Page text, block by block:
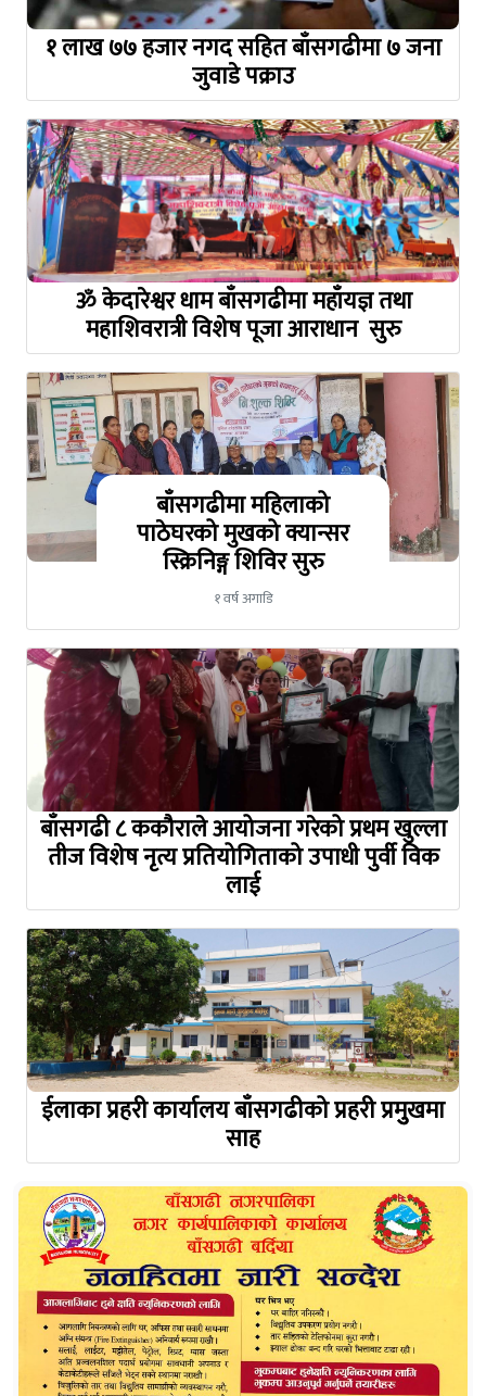
१ लाख ७७ हजार नगद सहित बाँसगढीमा ७ जना
जुवाडे पक्राउ
ॐ केदारेश्वर धाम बाँसगढीमा महाँयज्ञ तथा
महाशिवरात्री विशेष पूजा आराधान सुरु
बाँसगढीमा महिलाको
पाठेघरको मुखको क्यान्सर
स्क्रिनिङ्ग शिविर सुरु
१ वर्ष अगाडि
बाँसगढी ८ ककौराले आयोजना गरेको प्रथम खुल्ला
तीज विशेष नृत्य प्रतियोगिताको उपाधी पुर्वी विक
लाई
ईलाका प्रहरी कार्यालय बाँसगढीको प्रहरी प्रमुुखमा
साह